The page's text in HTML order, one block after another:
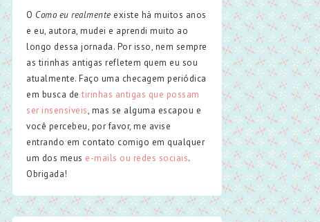
O Como eu realmente existe há muitos anos
e eu, autora, mudei e aprendi muito ao
longo dessa jornada. Por isso, nem sempre
as tirinhas antigas refletem quem eu sou
atualmente. Faço uma checagem periódica
em busca de tirinhas antigas que possam
ser insensíveis, mas se alguma escapou e
você percebeu, por favor, me avise
entrando em contato comigo em qualquer
um dos meus e-mails ou redes sociais.
Obrigada!